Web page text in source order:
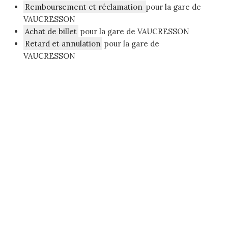
Remboursement et réclamation pour la gare de
VAUCRESSON
Achat de billet pour la gare de VAUCRESSON
Retard et annulation pour la gare de
VAUCRESSON